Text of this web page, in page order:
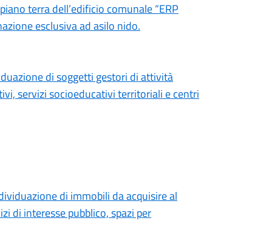
terra dell’edificio comunale “ERP
esclusiva ad asilo nido.
di soggetti gestori di attività
servizi socioeducativi territoriali e centri
di immobili da acquisire al
di interesse pubblico, spazi per